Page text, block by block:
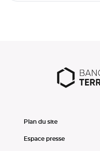
Plan du site
Espace presse